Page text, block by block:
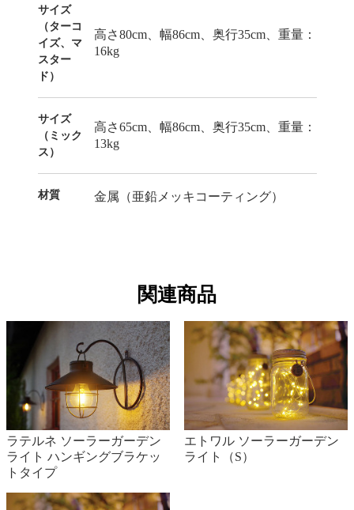
サイズ
（ターコ
イズ、マ
スター
ド）
高さ80cm、幅86cm、奥行35cm、重量：
16kg
サイズ
（ミック
ス）
高さ65cm、幅86cm、奥行35cm、重量：
13kg
材質 金属（亜鉛メッキコーティング）
関連商品
ラテルネ ソーラーガーデン
ライト ハンギングブラケッ
トタイプ
エトワル ソーラーガーデン
ライト（S）